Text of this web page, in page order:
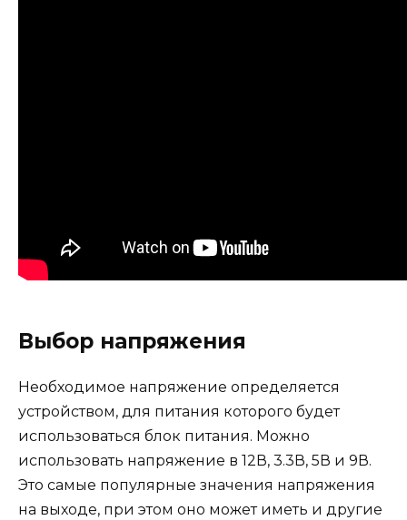
Выбор напряжения
Необходимое напряжение определяется
устройством, для питания которого будет
использоваться блок питания. Можно
использовать напряжение в 12В, 3.3В, 5В и 9В.
Это самые популярные значения напряжения
на выходе, при этом оно может иметь и другие